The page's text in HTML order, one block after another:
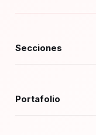
Secciones
Portafolio